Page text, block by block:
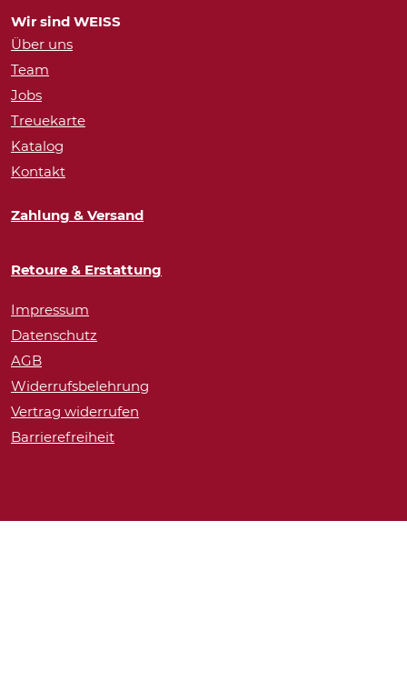
Wir sind WEISS
Über uns
Team
Jobs
Treuekarte
Katalog
Kontakt
Zahlung & Versand
Retoure & Erstattung
Impressum
Datenschutz
AGB
Widerrufsbelehrung
Vertrag widerrufen
Barrierefreiheit